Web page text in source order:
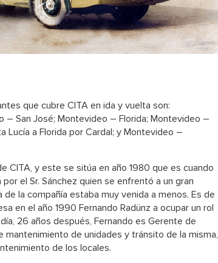
que cubre CITA en ida y vuelta son:
San José; Montevideo – Florida; Montevideo –
Lucía a Florida por Cardal; y Montevideo –
CITA, y este se sitúa en año 1980 que es cuando
el Sr. Sánchez quien se enfrentó a un gran
la compañía estaba muy venida a menos. Es de
en el año 1990 Fernando Radünz a ocupar un rol
26 años después, Fernando es Gerente de
de unidades y tránsito de la misma,
de los locales.